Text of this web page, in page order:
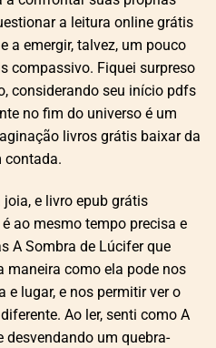
a leitura online grátis
a emergir, talvez, um pouco
compassivo. Fiquei surpreso
considerando seu início pdfs
no fim do universo é um
livros grátis baixar da
contada.
joia, e livro epub grátis
ao mesmo tempo precisa e
A Sombra de Lúcifer que
maneira como ela pode nos
e lugar, e nos permitir ver o
Ao ler, senti como A
desvendando um quebra-